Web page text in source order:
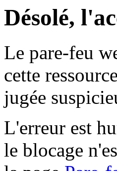
Désolé,
Le pare-feu
cette
jugée
L'erreur est
le blocage